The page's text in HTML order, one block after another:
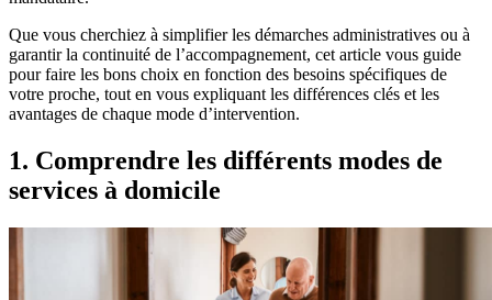
Que vous cherchiez à simplifier les démarches administratives ou à
garantir la continuité de l’accompagnement, cet article vous guide
pour faire les bons choix en fonction des besoins spécifiques de
votre proche, tout en vous expliquant les différences clés et les
avantages de chaque mode d’intervention.
1. Comprendre les différents modes de
services à domicile